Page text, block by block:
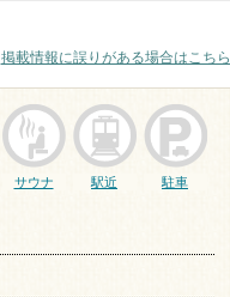
掲載情報に誤りがある場合はこちら
サウナ 駅近 駐車